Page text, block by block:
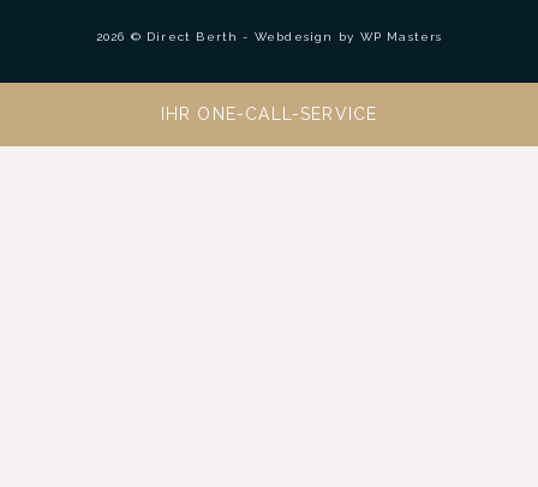
2026 © Direct Berth - Webdesign by WP Masters
IHR ONE-CALL-SERVICE